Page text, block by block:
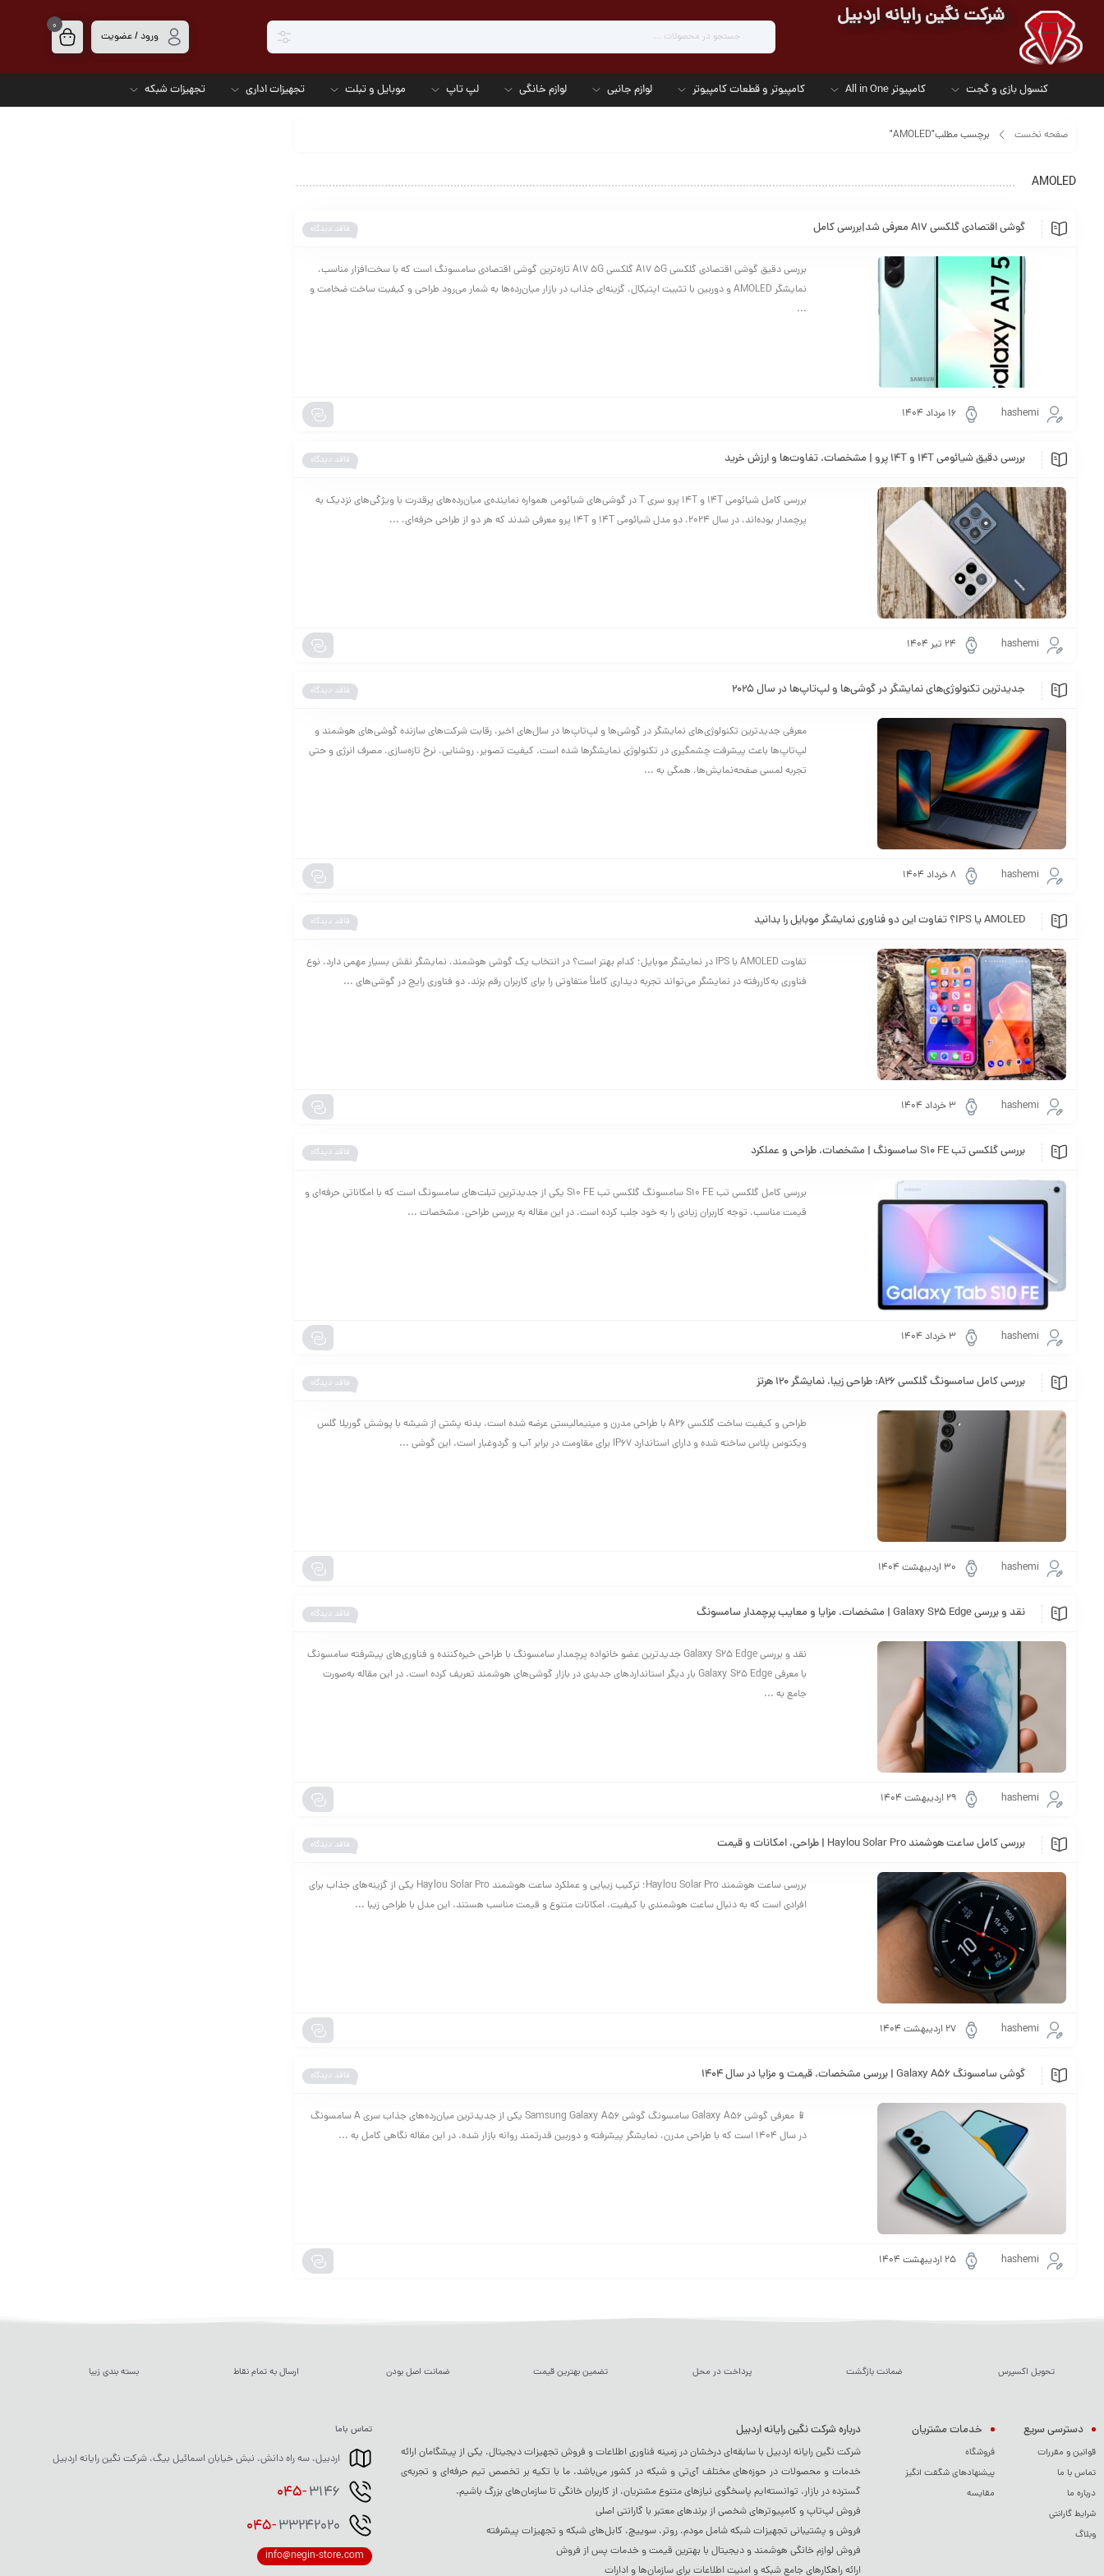
شرکت نگین رایانه اردبیل
ورود / عضویت
0
کنسول بازی و گجت کامپیوتر All in One کامپیوتر و قطعات کامپیوتر لوازم جانبی لوازم خانگی لپ تاپ موبایل و تبلت تجهیزات اداری تجهیزات شبکه
صفحه نخست برچسب مطلب"AMOLED"
AMOLED
فاقد دیدگاه گوشی اقتصادی گلکسی A17 معرفی شد|بررسی کامل
بررسی دقیق گوشی اقتصادی گلکسی A17 5G گلکسی A17 5G تازه‌ترین گوشی اقتصادی سامسونگ است که با سخت‌افزار مناسب،
نمایشگر AMOLED و دوربین با تثبیت اپتیکال، گزینه‌ای جذاب در بازار میان‌رده‌ها به شمار می‌رود طراحی و کیفیت ساخت ضخامت و
...
hashemi ۱۶ مرداد ۱۴۰۴
فاقد دیدگاه بررسی دقیق شیائومی 14T و 14T پرو | مشخصات، تفاوت‌ها و ارزش خرید
بررسی کامل شیائومی 14T و 14T پرو سری T در گوشی‌های شیائومی همواره نماینده‌ی میان‌رده‌های پرقدرت با ویژگی‌های نزدیک به
پرچمدار بوده‌اند. در سال 2024، دو مدل شیائومی 14T و 14T پرو معرفی شدند که هر دو از طراحی حرفه‌ای، ...
hashemi ۲۴ تیر ۱۴۰۴
فاقد دیدگاه جدیدترین تکنولوژی‌های نمایشگر در گوشی‌ها و لپ‌تاپ‌ها در سال 2025
معرفی جدیدترین تکنولوژی‌های نمایشگر در گوشی‌ها و لپ‌تاپ‌ها در سال‌های اخیر، رقابت شرکت‌های سازنده گوشی‌های هوشمند و
لپ‌تاپ‌ها باعث پیشرفت چشمگیری در تکنولوژی نمایشگرها شده است. کیفیت تصویر، روشنایی، نرخ تازه‌سازی، مصرف انرژی و حتی
تجربه لمسی صفحه‌نمایش‌ها، همگی به ...
hashemi ۸ خرداد ۱۴۰۴
فاقد دیدگاه AMOLED یا IPS؟ تفاوت این دو فناوری نمایشگر موبایل را بدانید
تفاوت AMOLED با IPS در نمایشگر موبایل؛ کدام بهتر است؟ در انتخاب یک گوشی هوشمند، نمایشگر نقش بسیار مهمی دارد. نوع
فناوری به‌کاررفته در نمایشگر می‌تواند تجربه دیداری کاملاً متفاوتی را برای کاربران رقم بزند. دو فناوری رایج در گوشی‌های ...
hashemi ۳ خرداد ۱۴۰۴
فاقد دیدگاه بررسی گلکسی تب S10 FE سامسونگ | مشخصات، طراحی و عملکرد
بررسی کامل گلکسی تب S10 FE سامسونگ گلکسی تب S10 FE یکی از جدیدترین تبلت‌های سامسونگ است که با امکاناتی حرفه‌ای و
قیمت مناسب، توجه کاربران زیادی را به خود جلب کرده است. در این مقاله به بررسی طراحی، مشخصات ...
hashemi ۳ خرداد ۱۴۰۴
فاقد دیدگاه بررسی کامل سامسونگ گلکسی A26: طراحی زیبا، نمایشگر 120 هرتز
طراحی و کیفیت ساخت گلکسی A26 با طراحی مدرن و مینیمالیستی عرضه شده است. بدنه پشتی از شیشه با پوشش گوریلا گلس
ویکتوس پلاس ساخته شده و دارای استاندارد IP67 برای مقاومت در برابر آب و گردوغبار است. این گوشی ...
hashemi ۳۰ اردیبهشت ۱۴۰۴
فاقد دیدگاه نقد و بررسی Galaxy S25 Edge | مشخصات، مزایا و معایب پرچمدار سامسونگ
نقد و بررسی Galaxy S25 Edge جدیدترین عضو خانواده پرچمدار سامسونگ با طراحی خیره‌کننده و فناوری‌های پیشرفته سامسونگ
با معرفی Galaxy S25 Edge بار دیگر استانداردهای جدیدی در بازار گوشی‌های هوشمند تعریف کرده است. در این مقاله به‌صورت
جامع به ...
hashemi ۲۹ اردیبهشت ۱۴۰۴
فاقد دیدگاه بررسی کامل ساعت هوشمند Haylou Solar Pro | طراحی، امکانات و قیمت
بررسی ساعت هوشمند Haylou Solar Pro؛ ترکیب زیبایی و عملکرد ساعت هوشمند Haylou Solar Pro یکی از گزینه‌های جذاب برای
افرادی است که به دنبال ساعت هوشمندی با کیفیت، امکانات متنوع و قیمت مناسب هستند. این مدل با طراحی زیبا ...
hashemi ۲۷ اردیبهشت ۱۴۰۴
فاقد دیدگاه گوشی سامسونگ Galaxy A56 | بررسی مشخصات، قیمت و مزایا در سال 1404
📱 معرفی گوشی Galaxy A56 سامسونگ گوشی Samsung Galaxy A56 یکی از جدیدترین میان‌رده‌های جذاب سری A سامسونگ
در سال 1404 است که با طراحی مدرن، نمایشگر پیشرفته و دوربین قدرتمند روانه بازار شده. در این مقاله نگاهی کامل به ...
hashemi ۲۵ اردیبهشت ۱۴۰۴
تحویل اکسپرس ضمانت بازگشت پرداخت در محل تضمین بهترین قیمت ضمانت اصل بودن ارسال به تمام نقاط بسته بندی زیبا
دسترسی سریع
قوانین و مقررات
تماس با ما
درباره ما
شرایط گارانتی
وبلاگ
خدمات مشتریان
فروشگاه
پیشنهادهای شگفت انگیز
مقایسه
درباره شرکت نگین رایانه اردبیل
شرکت نگین رایانه اردبیل با سابقه‌ای درخشان در زمینه فناوری اطلاعات و فروش تجهیزات دیجیتال، یکی از پیشگامان ارائه
خدمات و محصولات در حوزه‌های مختلف آی‌تی و شبکه در کشور می‌باشد. ما با تکیه بر تخصص تیم حرفه‌ای و تجربه‌ی
گسترده در بازار، توانسته‌ایم پاسخگوی نیازهای متنوع مشتریان، از کاربران خانگی تا سازمان‌های بزرگ باشیم.
فروش لپ‌تاپ و کامپیوترهای شخصی از برندهای معتبر با گارانتی اصلی
فروش و پشتیبانی تجهیزات شبکه شامل مودم، روتر، سوییچ، کابل‌های شبکه و تجهیزات پیشرفته
فروش لوازم خانگی هوشمند و دیجیتال با بهترین قیمت و خدمات پس از فروش
ارائه راهکارهای جامع شبکه و امنیت اطلاعات برای سازمان‌ها و ادارات
تماس باما
اردبیل، سه راه دانش، نبش خیابان اسمائیل بیگ، شرکت نگین رایانه اردبیل
045-3146
045-33242020
info@negin-store.com